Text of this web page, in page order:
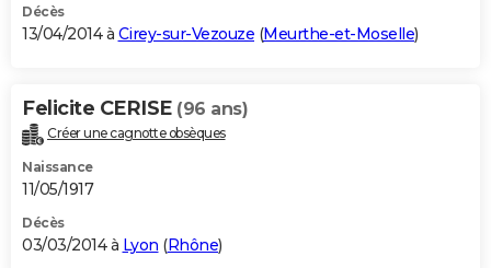
Décès
13/04/2014 à Cirey-sur-Vezouze (Meurthe-et-Moselle)
Felicite CERISE (96 ans)
Créer une cagnotte obsèques
Naissance
11/05/1917
Décès
03/03/2014 à Lyon (Rhône)